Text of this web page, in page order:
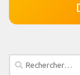
Rechercher :